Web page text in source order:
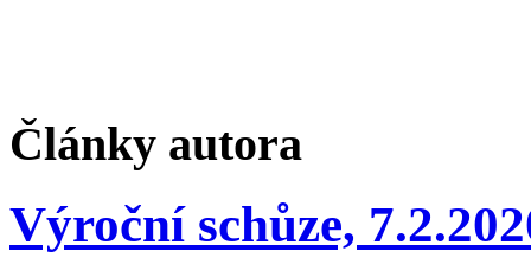
Články autora
Výroční schůze,